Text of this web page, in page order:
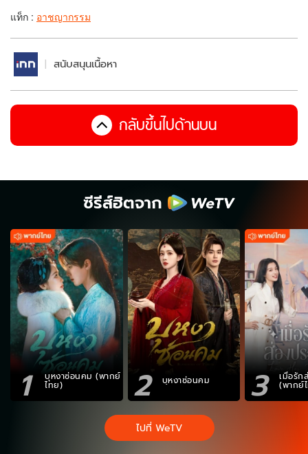
แท็ก : อาชญากรรม
สนับสนุนเนื้อหา
กลับขึ้นไปด้านบน
ซีรีส์ฮิตจาก
1 บุหงาซ่อนคม (พากย์
ไทย) 2 บุหงาซ่อนคม 3 เมื่อรัก
(พากย์
ไปที่ WeTV